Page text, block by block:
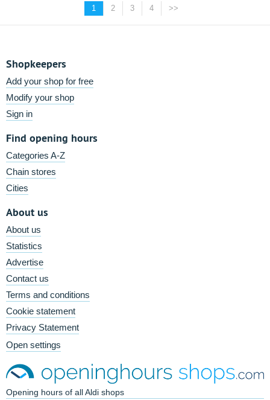
1 2 3 4 >>
Shopkeepers
Add your shop for free
Modify your shop
Sign in
Find opening hours
Categories A-Z
Chain stores
Cities
About us
About us
Statistics
Advertise
Contact us
Terms and conditions
Cookie statement
Privacy Statement
Open settings
Opening hours of all Aldi shops